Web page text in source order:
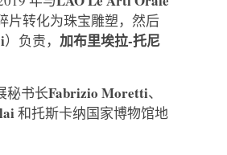
片转化为珠宝雕塑，然后
）负责， 加布里埃拉-托尼
秘书长Fabrizio Moretti、
和托斯卡纳国家博物馆地